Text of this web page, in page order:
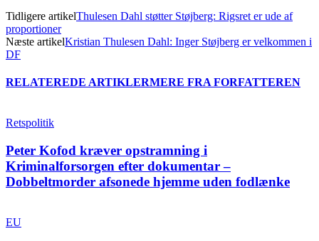
Tidligere artikelThulesen Dahl støtter Støjberg: Rigsret er ude af
proportioner
Næste artikelKristian Thulesen Dahl: Inger Støjberg er velkommen i
DF
RELATEREDE ARTIKLERMERE FRA FORFATTEREN
Retspolitik
Peter Kofod kræver opstramning i
Kriminalforsorgen efter dokumentar –
Dobbeltmorder afsonede hjemme uden fodlænke
EU